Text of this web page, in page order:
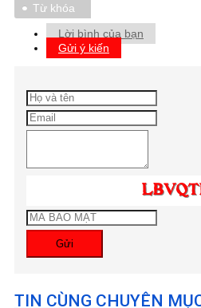
Từ khóa
Lời bình của bạn
Gửi ý kiến
Gửi
TIN CÙNG CHUYÊN